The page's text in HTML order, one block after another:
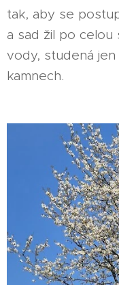
tak, aby se
a sad žil po
vody, studená
kamnech.